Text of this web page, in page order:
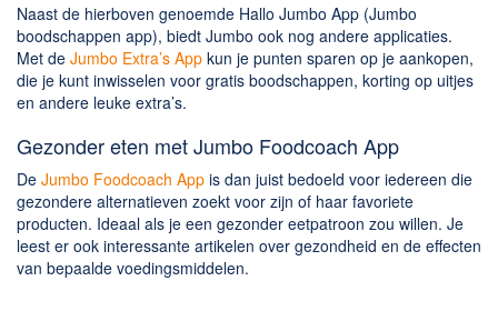
Naast de hierboven genoemde Hallo Jumbo App (Jumbo
boodschappen app), biedt Jumbo ook nog andere applicaties.
Met de Jumbo Extra’s App kun je punten sparen op je aankopen,
die je kunt inwisselen voor gratis boodschappen, korting op uitjes
en andere leuke extra’s.
Gezonder eten met Jumbo Foodcoach App
De Jumbo Foodcoach App is dan juist bedoeld voor iedereen die
gezondere alternatieven zoekt voor zijn of haar favoriete
producten. Ideaal als je een gezonder eetpatroon zou willen. Je
leest er ook interessante artikelen over gezondheid en de effecten
van bepaalde voedingsmiddelen.